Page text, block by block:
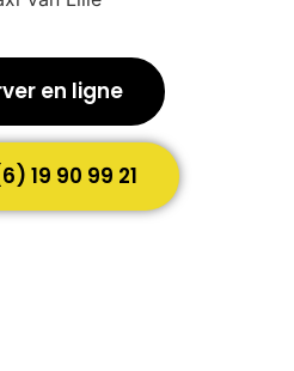
en ligne
19 90 99 21